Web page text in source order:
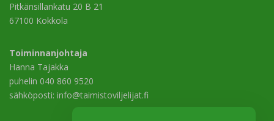
Pitkänsillankatu 20 B 21
67100 Kokkola
Toiminnanjohtaja
Hanna Tajakka
puhelin 040 860 9520
sähköposti: info@taimistoviljelijat.fi